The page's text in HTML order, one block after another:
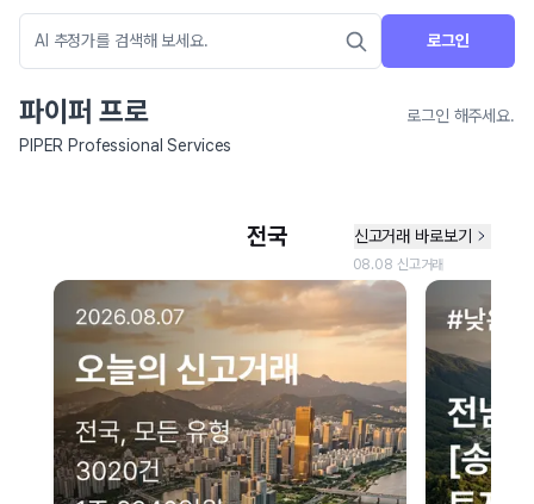
로그인
파이퍼 프로
로그인 해주세요.
PIPER Professional Services
네이버 지도 연결 안내